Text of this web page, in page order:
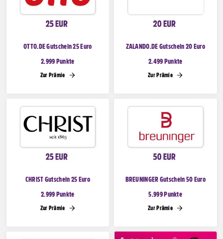
Taschen
OTTO.DE Gutschein 25 Euro
2.999 Punkte
Zur Prämie
ZALANDO.DE Gutschein 20 Euro
2.499 Punkte
Zur Prämie
CHRIST Gutschein 25 Euro
2.999 Punkte
Zur Prämie
BREUNINGER Gutschein 50 Euro
5.999 Punkte
Zur Prämie